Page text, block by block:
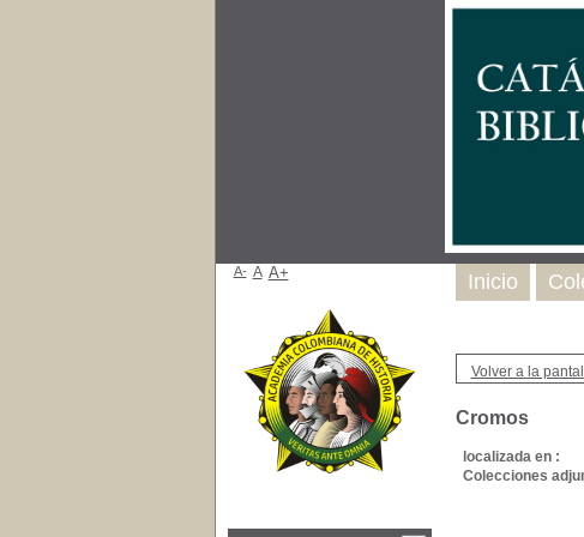
Volver a la
Cromos
localizada en :
Colecciones
Inicio
A- A A+